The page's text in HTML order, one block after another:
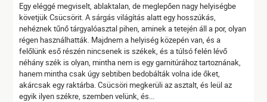
Egy eléggé megviselt, ablaktalan, de meglepően nagy helyiségbe
követjük Csücsörit. A sárgás világítás alatt egy hosszúkás,
nehéznek tűnő tárgyalóasztal pihen, aminek a tetején áll a por, olyan
régen használhatták. Majdnem a helyiség közepén van, és a
felőlünk eső részén nincsenek is székek, és a túlsó felén lévő
néhány szék is olyan, mintha nem is egy garnitúrához tartoznának,
hanem mintha csak úgy sebtiben bedobálták volna ide őket,
akárcsak egy raktárba. Csücsöri megkerüli az asztalt, és leül az
egyik ilyen székre, szemben velünk, és...